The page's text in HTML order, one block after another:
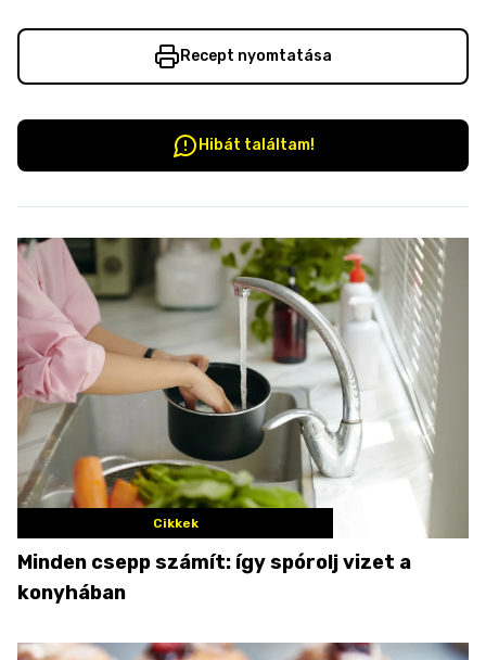
Recept nyomtatása
Hibát találtam!
Cikkek
Minden csepp számít: így spórolj vizet a
konyhában